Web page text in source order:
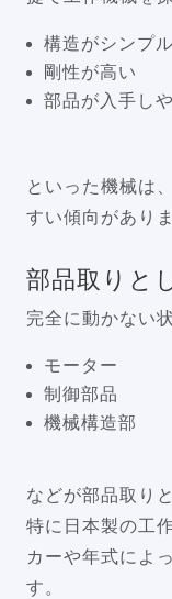
構造がシンプル
剛性が高い
部品が入手し
といった機械は
すい傾向がありま
部品取りと
完全に動かない
モーター
制御部品
機械構造部
などが部品取り
特に日本製の工
カーや年式によ
す。